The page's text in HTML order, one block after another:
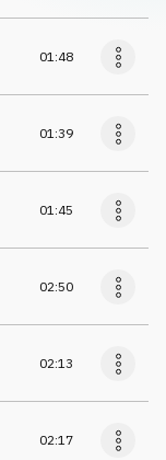
01:48
01:39
01:45
02:50
02:13
02:17